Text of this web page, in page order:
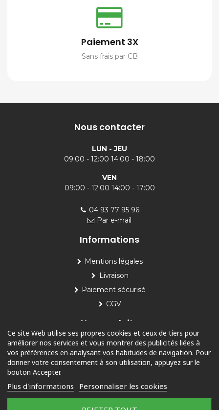
Paiement 3X
Sans frais par CB
Nous contacter
LUN - JEU
09:00 - 12:00 14:00 - 18:00
VEN
09:00 - 12:00 14:00 - 17:00
04 93 77 95 96
Par e-mail
Informations
Mentions légales
Livraison
Paiement sécurisé
CGV
Nos produits
Piscine
Jardin
Outdoor
Ce site Web utilise ses propres cookies et ceux de tiers pour
améliorer nos services et vous montrer des publicités liées à
vos préférences en analysant vos habitudes de navigation. Pour
donner votre consentement à son utilisation, appuyez sur le
bouton Accepter.
Plus d'informations Personnaliser les cookies